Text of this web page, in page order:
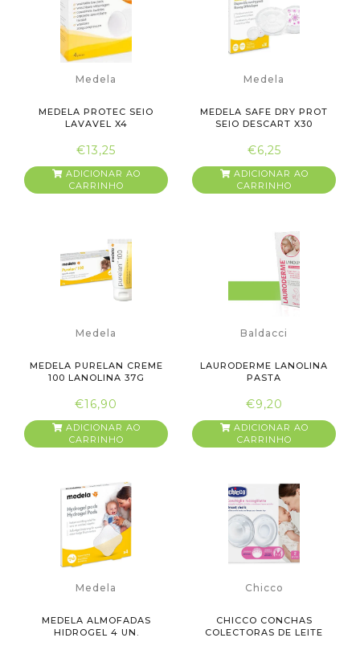
Medela
MEDELA PROTEC SEIO
LAVAVEL X4
€13,25
ADICIONAR AO
CARRINHO
Medela
MEDELA SAFE DRY PROT
SEIO DESCART X30
€6,25
ADICIONAR AO
CARRINHO
Medela
MEDELA PURELAN CREME
100 LANOLINA 37G
€16,90
ADICIONAR AO
CARRINHO
Baldacci
LAURODERME LANOLINA
PASTA
€9,20
ADICIONAR AO
CARRINHO
Medela
MEDELA ALMOFADAS
HIDROGEL 4 UN.
Chicco
CHICCO CONCHAS
COLECTORAS DE LEITE